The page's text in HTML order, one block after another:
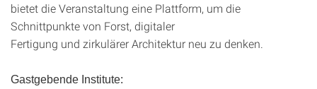
bietet die Veranstaltung eine Plattform, um die
Schnittpunkte von Forst, digitaler
Fertigung und zirkulärer Architektur neu zu denken.
Gastgebende Institute: